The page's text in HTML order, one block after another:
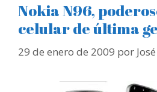
Nokia N96,
celular de última
29 de enero de 2009 por